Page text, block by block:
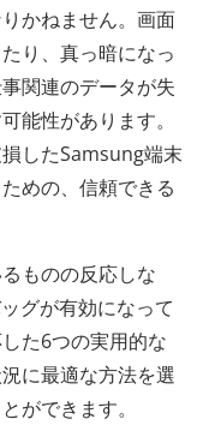
かねません。画面
り、真っ暗になっ
関連のデータが失
能性があります。
したSamsung端末
めの、信頼できる
ものの反応しな
グが有効になって
た6つの実用的な
に最適な方法を選
ができます。